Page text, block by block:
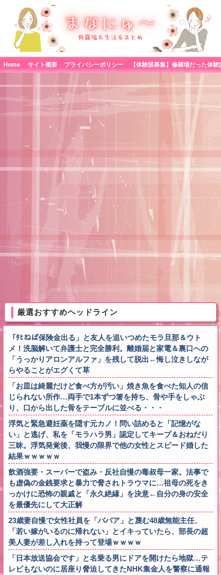
Home サイト概要 プライバシーポリシー
厳選おすすめヘッドライン
「ﾀﾋねば保険金出る」と友人を追いつめたモラ旦那＆ウト
メ！洗脳解いて弁護士と完全勝利。離婚届と家電＆裏口への
「うっかりアロンアルファ」を残して脱出←悔し泣きしなが
らやることがエグくて草
「お皿は綺麗だけど食べ方が汚い」焼き魚を食べた知人の信
じられない所作…両手で1本ずつ箸を持ち、骨や手をしゃぶ
り、口から出した骨をテーブルに並べる・・・
浮気と緊急避妊薬を隠す元カノ！問い詰めると「記憶がな
い」と逃げ、私を「モラハラ男」認定してキープ＆おねだり
三昧。浮気発覚後、我慢の限界で他の女性とスピード婚した
結果ｗｗｗｗｗ
飲酒強要・スーパーで盗み・反社自慢の毒叔母一家。法事で
も虚偽の金銭要求と暴力で脅されトラウマに…祖母の死をき
っかけに恐怖の親戚と「永久絶縁」を決意←自分の身の安全
を最優先にして大正解
23歳妻自慢で女性社員を「ババア」と蔑む48歳無能主任、
「若い嫁がいるのに帰れない」とイキっていたら、部長の超
美人妻が差し入れを持って登場ｗｗｗｗ
「日本放送協会です」と名乗る男にドアを開けたら地獄…テ
レビもないのに居座り脅迫してきたNHK集金人を警察に通報